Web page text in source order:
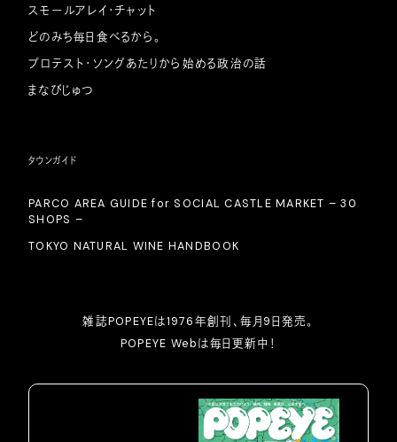
スモールアレイ・チャット
どのみち毎日食べるから。
プロテスト・ソングあたりから始める政治の話
まなびじゅつ
タウンガイド
PARCO AREA GUIDE for SOCIAL CASTLE MARKET – 30
SHOPS –
TOKYO NATURAL WINE HANDBOOK
雑誌POPEYEは1976年創刊、毎月9日発売。
POPEYE Webは毎日更新中！